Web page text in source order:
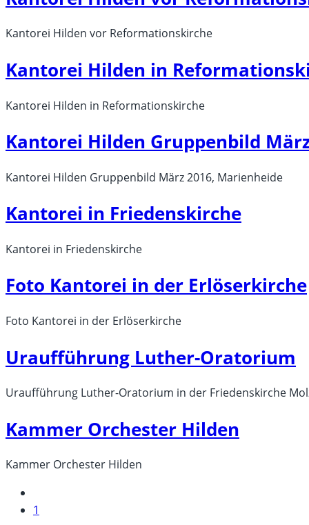
Kantorei Hilden vor Reformationskirche
Kantorei Hilden in
Kantorei Hilden in Reformationskirche
Kantorei Hilden Gruppenbild
Kantorei Hilden Gruppenbild März 2016, Marienheide
Kantorei in Friedenskirche
Kantorei in Friedenskirche
Foto Kantorei in der Erlöserkirche
Foto Kantorei in der Erlöserkirche
Uraufführung Luther-Oratorium
Uraufführung Luther-Oratorium in der Friedenskirche
Kammer Orchester Hilden
Kammer Orchester Hilden
vorherigen
1